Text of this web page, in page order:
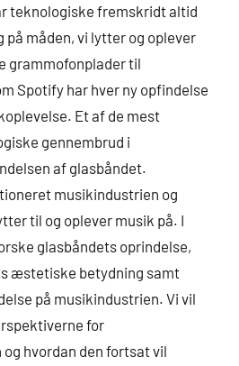
teknologiske fremskridt altid
på måden, vi lytter og oplever
grammofonplader til
Spotify har hver ny opfindelse
Et af de mest
gennembrud i
af glasbåndet.
musikindustrien og
til og oplever musik på. I
glasbåndets oprindelse,
æstetiske betydning samt
på musikindustrien. Vi vil
for
hvordan den fortsat vil